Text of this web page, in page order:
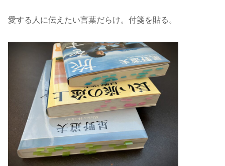
愛する人に伝えたい言葉だらけ。付箋を貼る。